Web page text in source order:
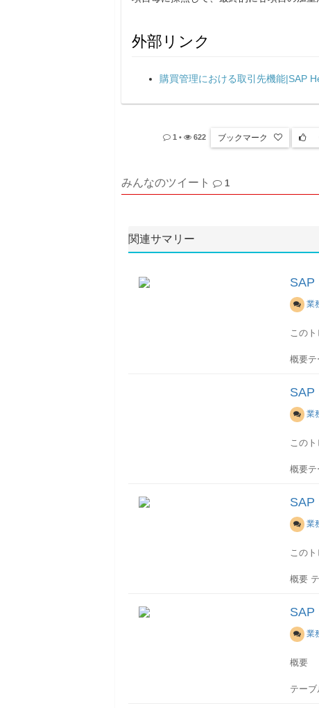
外部リンク
購買管理における取引先機能|SAP
1 • 622 ブックマーク
みんなのツイート 1
関連サマリー
SAP
業
この
概要テ
般セ
(銀行
取引先
詳細(抜
この
LFA1
コー
仕入
項目一
項目一
払条
SAP
業
この
概要テ
出力
全伝
項目一
ー通
日-
テー
※1
セスあ
自動
SAP
業
この
概要
BOM→
BOMヘ
BOM
SAP
業
概要
テーブ